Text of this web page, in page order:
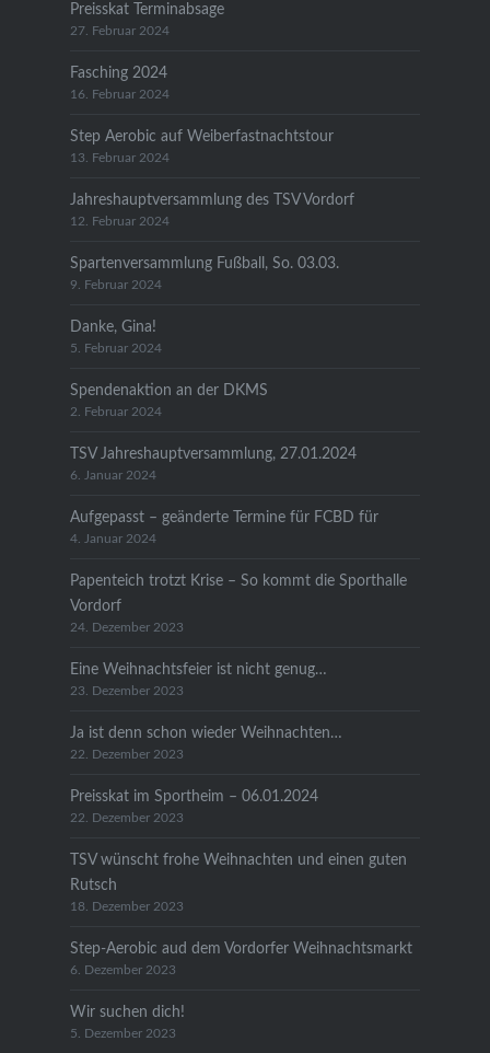
Preisskat Terminabsage
27. Februar 2024
Fasching 2024
16. Februar 2024
Step Aerobic auf Weiberfastnachtstour
13. Februar 2024
Jahreshauptversammlung des TSV Vordorf
12. Februar 2024
Spartenversammlung Fußball, So. 03.03.
9. Februar 2024
Danke, Gina!
5. Februar 2024
Spendenaktion an der DKMS
2. Februar 2024
TSV Jahreshauptversammlung, 27.01.2024
6. Januar 2024
Aufgepasst – geänderte Termine für FCBD für
4. Januar 2024
Papenteich trotzt Krise – So kommt die Sporthalle
Vordorf
24. Dezember 2023
Eine Weihnachtsfeier ist nicht genug…
23. Dezember 2023
Ja ist denn schon wieder Weihnachten…
22. Dezember 2023
Preisskat im Sportheim – 06.01.2024
22. Dezember 2023
TSV wünscht frohe Weihnachten und einen guten
Rutsch
18. Dezember 2023
Step-Aerobic aud dem Vordorfer Weihnachtsmarkt
6. Dezember 2023
Wir suchen dich!
5. Dezember 2023